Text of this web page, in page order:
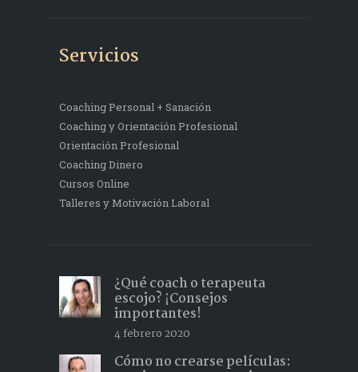
Servicios
Coaching Personal + Sanación
Coaching y Orientación Profesional
Orientación Profesional
Coaching Dinero
Cursos Online
Talleres y Motivación Laboral
¿Qué coach o terapeuta
escojo? ¡Consejos
importantes!
4 febrero 2020
Cómo no crearse películas: